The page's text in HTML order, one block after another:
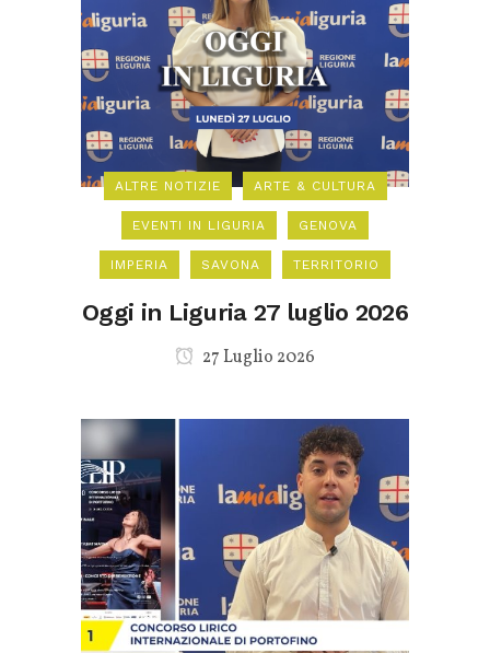
ALTRE NOTIZIE ARTE & CULTURA
EVENTI IN LIGURIA GENOVA
IMPERIA SAVONA TERRITORIO
Oggi in Liguria 27 luglio 2026
27 Luglio 2026